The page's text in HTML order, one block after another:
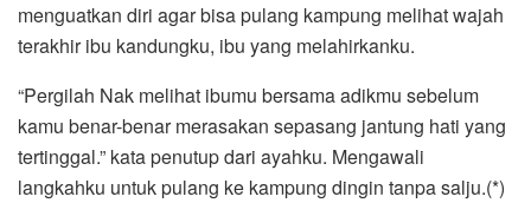
menguatkan diri agar bisa pulang kampung melihat wajah
terakhir ibu kandungku, ibu yang melahirkanku.
“Pergilah Nak melihat ibumu bersama adikmu sebelum
kamu benar-benar merasakan sepasang jantung hati yang
tertinggal.” kata penutup dari ayahku. Mengawali
langkahku untuk pulang ke kampung dingin tanpa salju.(*)